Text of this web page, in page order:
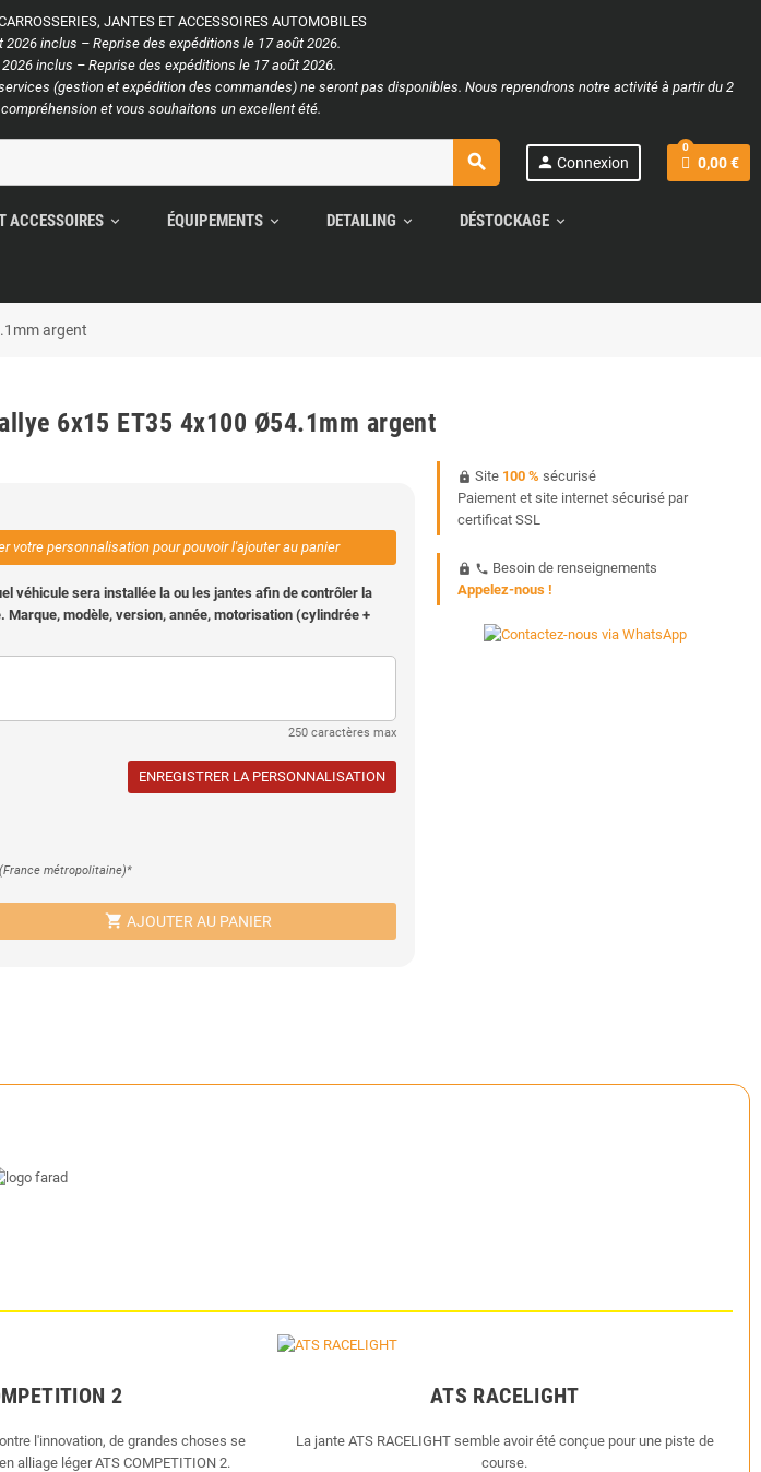
JANTES ET ACCESSOIRES AUTOMOBILES
2026 inclus – Reprise des expéditions le 17 août 2026.
inclus – Reprise des expéditions le 17 août 2026.
(gestion et expédition des commandes) ne seront pas disponibles. Nous reprendrons notre activité à partir du 2
et vous souhaitons un excellent été.
search person Connexion
0
0,00 €
ACCESSOIRES expand_more ÉQUIPEMENTS expand_more DETAILING expand_more DÉSTOCKAGE expand_more
argent
6x15 ET35 4x100 Ø54.1mm argent
votre personnalisation pour pouvoir l'ajouter au panier
véhicule sera installée la ou les jantes afin de contrôler la
Marque, modèle, version, année, motorisation (cylindrée +
250 caractères max
ENREGISTRER LA PERSONNALISATION
métropolitaine)*
shopping_cart AJOUTER AU PANIER
https Site 100 % sécurisé
Paiement et site internet sécurisé par
certificat SSL
https phone Besoin de renseignements
Appelez-nous !
2
l'innovation, de grandes choses se
alliage léger ATS COMPETITION 2.
ATS RACELIGHT
La jante ATS RACELIGHT semble avoir été conçue pour une piste de
course.